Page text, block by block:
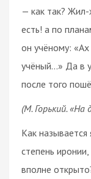
— как так?
есть! а по
он учёному:
учёный…» Да в
после того
(М. Горький. «На
Как
степень
вполне